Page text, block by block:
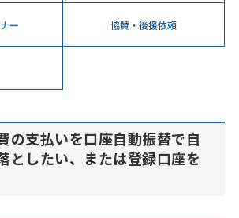
ー 協賛・後援依頼
の支払いを口座自動振替で自
としたい、または登録口座を